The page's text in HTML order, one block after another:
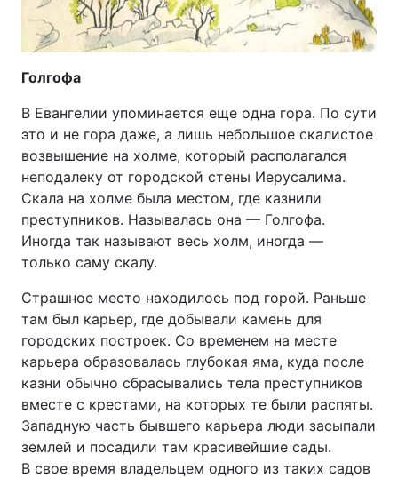
Голгофа
В Евангелии упоминается еще одна гора. По сути
это и не гора даже, а лишь небольшое скалистое
возвышение на холме, который располагался
неподалеку от городской стены Иерусалима.
Скала на холме была местом, где казнили
преступников. Называлась она — Голгофа.
Иногда так называют весь холм, иногда —
только саму скалу.
Страшное место находилось под горой. Раньше
там был карьер, где добывали камень для
городских построек. Со временем на месте
карьера образовалась глубокая яма, куда после
казни обычно сбрасывались тела преступников
вместе с крестами, на которых те были распяты.
Западную часть бывшего карьера люди засыпали
землей и посадили там красивейшие сады.
В свое время владельцем одного из таких садов